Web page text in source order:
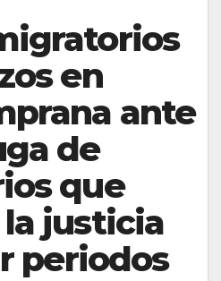
en
ante
de
que
justicia
periodos